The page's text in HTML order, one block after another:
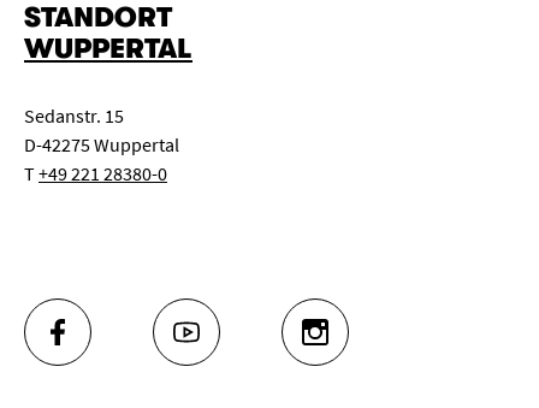
STANDORT
WUPPERTAL
Sedanstr. 15
D-42275 Wuppertal
T+49 221 28380-0
FACEBOOK YOUTUBE INSTAGRAM